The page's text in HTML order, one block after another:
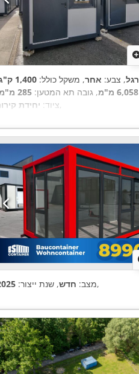
, צבע: אחר, משקל כולל: 1,400 ק"ג
6,058 מ"מ , גובה תא המטען: 285 מ"מ
ציוד: יחידת ,
מצב: חדש, שנת ייצור: ,